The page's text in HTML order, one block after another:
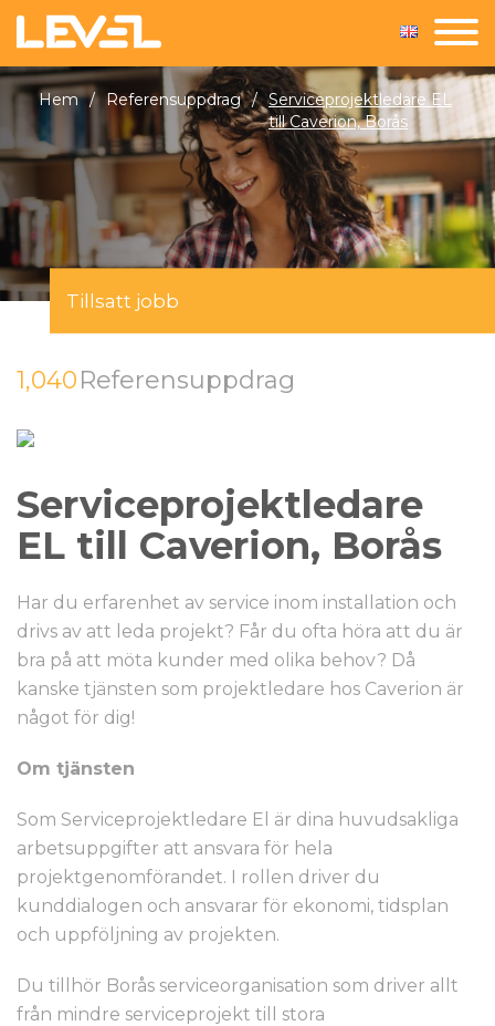
Hem / Referensuppdrag / Serviceprojektledare EL
till Caverion, Borås
Tillsatt jobb
1,040Referensuppdrag
Serviceprojektledare
EL till Caverion, Borås
Har du erfarenhet av service inom installation och
drivs av att leda projekt? Får du ofta höra att du är
bra på att möta kunder med olika behov? Då
kanske tjänsten som projektledare hos Caverion är
något för dig!
Om tjänsten
Som Serviceprojektledare El är dina huvudsakliga
arbetsuppgifter att ansvara för hela
projektgenomförandet. I rollen driver du
kunddialogen och ansvarar för ekonomi, tidsplan
och uppföljning av projekten.
Du tillhör Borås serviceorganisation som driver allt
från mindre serviceprojekt till stora